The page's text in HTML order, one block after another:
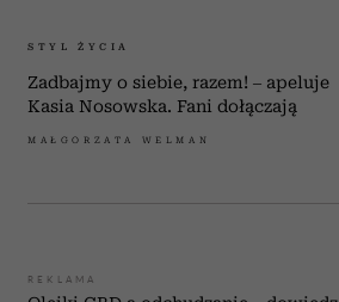
STYL ŻYCIA
Zadbajmy o siebie, razem! – apeluje
Kasia Nosowska. Fani dołączają
MAŁGORZATA WELMAN
REKLAMA